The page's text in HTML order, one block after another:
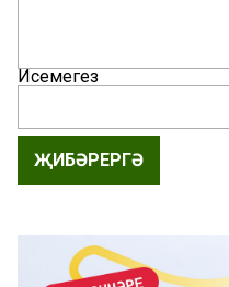
Исемегез
ҖИБӘРЕРГӘ